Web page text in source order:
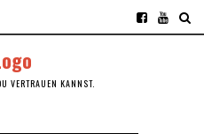
VERTRAUEN KANNST.